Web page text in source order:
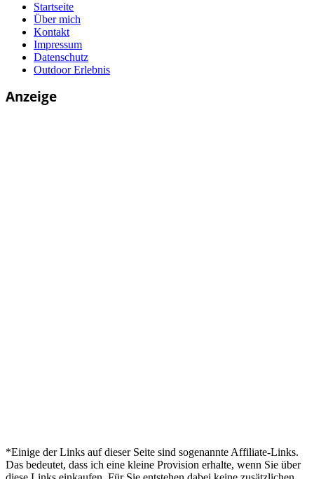
Startseite
Über mich
Kontakt
Impressum
Datenschutz
Outdoor Erlebnis
Anzeige
*Einige der Links auf dieser Seite sind sogenannte Affiliate-Links.
Das bedeutet, dass ich eine kleine Provision erhalte, wenn Sie über